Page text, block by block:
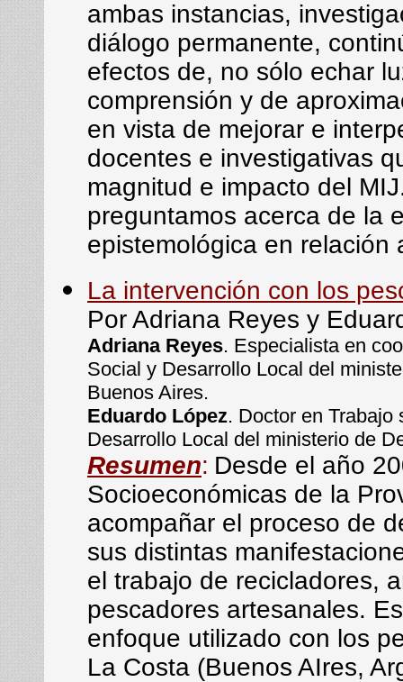
ambas instancias,
diálogo permanente,
efectos de, no sólo echar
comprensión y de
en vista de mejorar e
docentes e investigativas
magnitud e impacto del
preguntamos acerca de la
epistemológica en relación
La intervención con los
Por Adriana Reyes y
Adriana Reyes. Especialista en
Social y Desarrollo Local del
Buenos Aires.
Eduardo López. Doctor en
Desarrollo Local del ministerio de
Resumen: Desde el año
Socioeconómicas de la
acompañar el proceso de
sus distintas
el trabajo de recicladores,
pescadores artesanales.
enfoque utilizado con los
La Costa (Buenos AIres,